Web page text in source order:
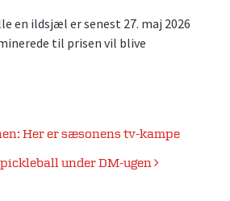
en ildsjæl er senest 27. maj 2026
til prisen vil blive
Her er sæsonens tv-kampe
under DM-ugen